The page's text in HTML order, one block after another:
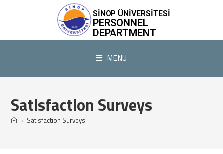
SİNOP ÜNİVERSİTESİ
PERSONNEL
DEPARTMENT
MENU
Satisfaction Surveys
> Satisfaction Surveys